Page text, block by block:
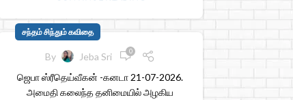
சந்தம் சிந்தும் கவிதை
By Jeba Sri 0
ஜெபா ஸ்ரீதெய்வீகன் -கனடா 21-07-2026.
அமைதி கலைந்த தனிமையில் அழகிய